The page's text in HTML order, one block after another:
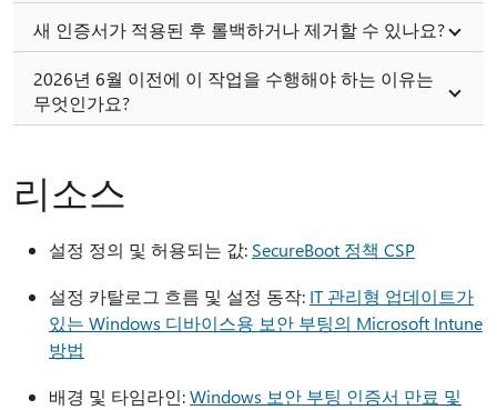
새 인증서가 적용된 후 롤백하거나 제거할 수 있나요?
2026년 6월 이전에 이 작업을 수행해야 하는 이유는
무엇인가요?
리소스
설정 정의 및 허용되는 값: SecureBoot 정책 CSP
설정 카탈로그 흐름 및 설정 동작: IT 관리형 업데이트가
있는 Windows 디바이스용 보안 부팅의 Microsoft Intune
방법
배경 및 타임라인:Windows 보안 부팅 인증서 만료 및